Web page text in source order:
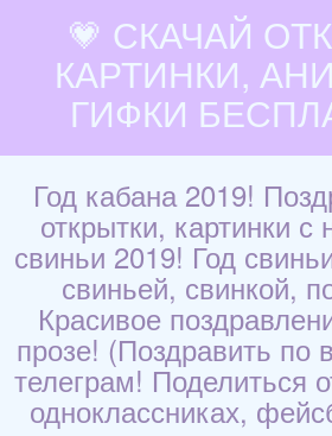
💗 СКАЧАЙ
КАРТИНКИ,
ГИФКИ
Год кабана 2019!
открытки, картинки
свиньи 2019! Год
свиньей, свинкой,
Красивое
прозе! (Поздравить по
телеграм! Поделиться
одноклассниках,